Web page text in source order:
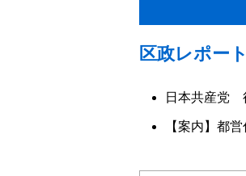
区政レポー
日本共産党
【案内】都